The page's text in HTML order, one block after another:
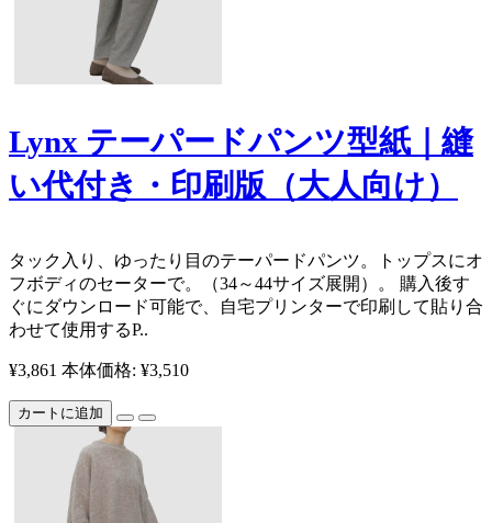
Lynx テーパードパンツ型紙｜縫
い代付き・印刷版（大人向け）
タック入り、ゆったり目のテーパードパンツ。トップスにオ
フボディのセーターで。（34～44サイズ展開）。 購入後す
ぐにダウンロード可能で、自宅プリンターで印刷して貼り合
わせて使用するP..
¥3,861 本体価格: ¥3,510
カートに追加